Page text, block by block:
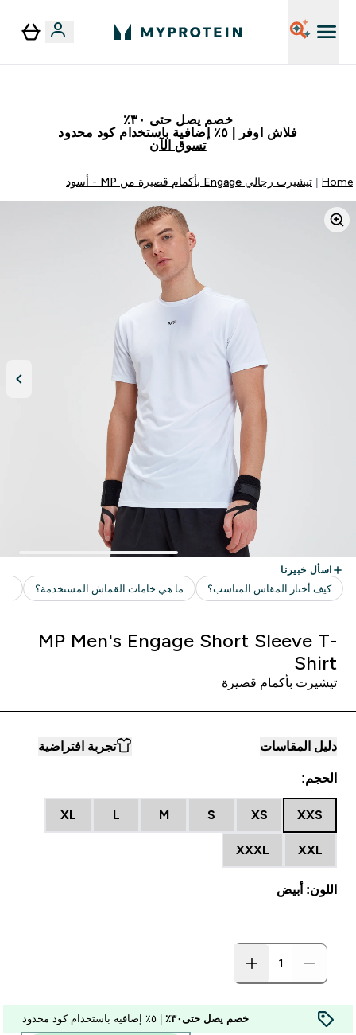
خصم يصل حتى ٣٠٪
فلاش اوفر | ٥٪ إضافية باستخدام كود محدود
تسوق الآن
Home تيشيرت رجالي Engage بأكمام قصيرة من MP - أسود
MP Men's Engage Short Sleeve T-
Shirt
تيشيرت بأكمام قصيرة
دليل المقاسات تجربة افتراضية
الحجم:
XXS
XS
S
M
L
XL
XXL
XXXL
اللون: أبيض
خصم يصل حتى٣٠٪